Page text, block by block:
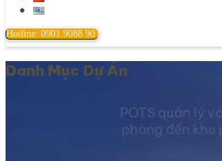
Hotline: 0901 9088 90
Danh Mục Dự Án
POTS quản lý
phòng đến khu